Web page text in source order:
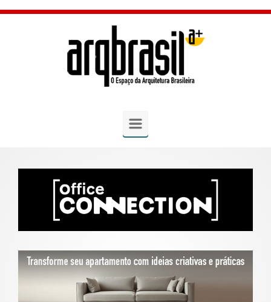
Skip to main content